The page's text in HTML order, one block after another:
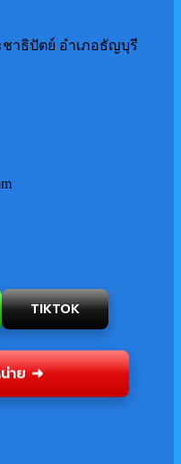
าธิปัตย์ อำเภอธัญบุรี
TIKTOK
าย ➜